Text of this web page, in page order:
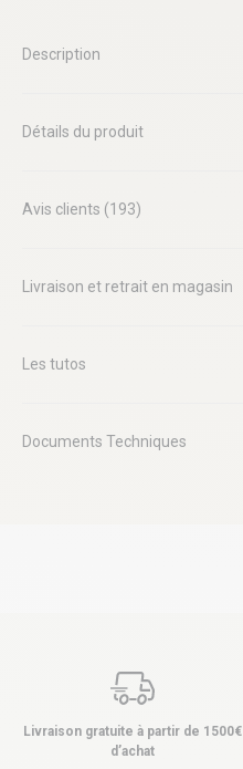
Description
Détails du produit
Avis clients (193)
Livraison et retrait en magasin
Les tutos
Documents Techniques
Livraison gratuite à partir de 1500€
d’achat